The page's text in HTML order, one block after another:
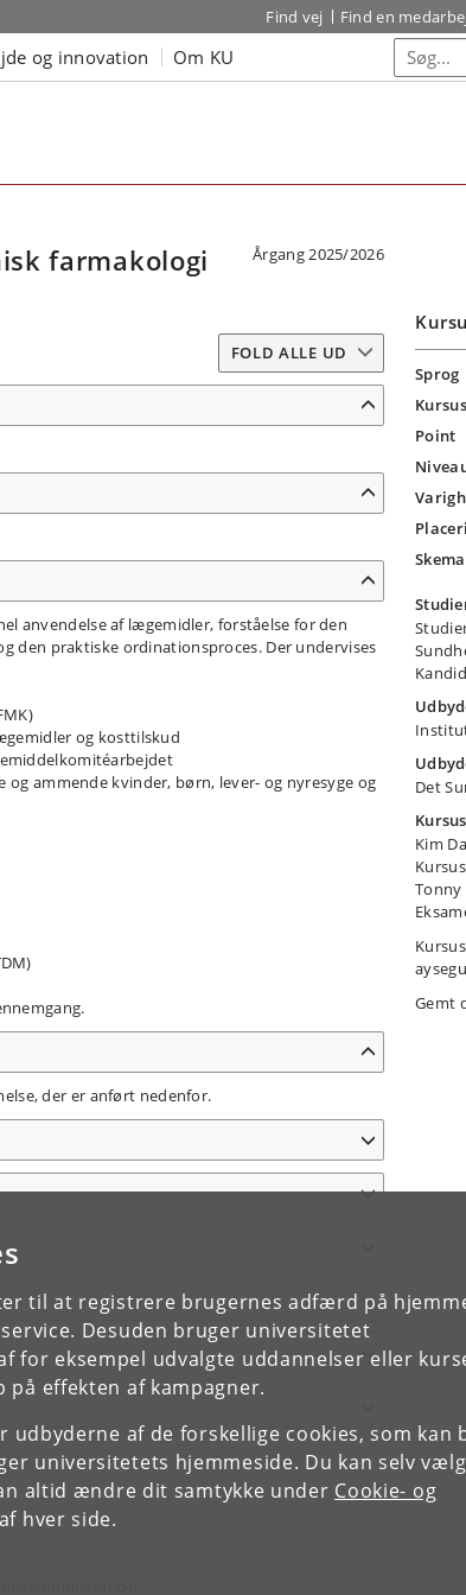
til at registrere brugernes adfærd på
Desuden bruger universitetet
for eksempel udvalgte uddannelser eller
effekten af kampagner.
udbyderne af de forskellige cookies, som kan
universitetets hjemmeside. Du kan selv
altid ændre dit samtykke under Cookie- og
hver side.
Find vej Find en
og innovation Om KU
farmakologi
Årgang 2025/2026
FOLD ALLE UD
anvendelse af lægemidler, forståelse for den
den praktiske ordinationsproces. Der undervises
og kosttilskud
ammende kvinder, børn, lever- og nyresyge og
der er anført nedenfor.
Sprog
Point
Det
Kim
Tonny
Gemt